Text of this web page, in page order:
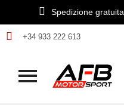
Spedizione
+34 933 222 613